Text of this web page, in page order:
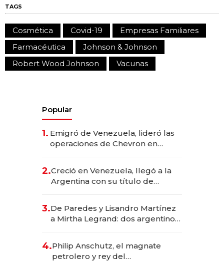
TAGS
Cosmética Covid-19
Empresas Familiares
Farmacéutica
Johnson & Johnson
Robert Wood Johnson
Vacunas
Popular
1. Emigró de Venezuela, lideró las
operaciones de Chevron en
2.Creció en Venezuela, llegó a la
Argentina con su título de
las marcas "fast premium"
3.De Paredes y Lisandro Martínez
a Mirtha Legrand: dos argentinos
4.Philip Anschutz, el magnate
petrolero y rey del